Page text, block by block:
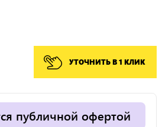
УТОЧНИТЬ В 1 КЛИК
публичной офертой